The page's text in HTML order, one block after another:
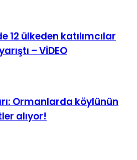
12 ülkeden katılımcılar
– VİDEO
Ormanlarda köylünün
alıyor!